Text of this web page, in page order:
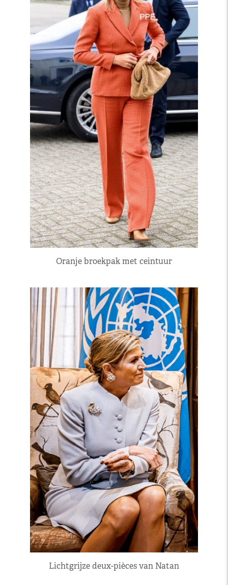
Oranje broekpak met ceintuur
Lichtgrijze deux-pièces van Natan